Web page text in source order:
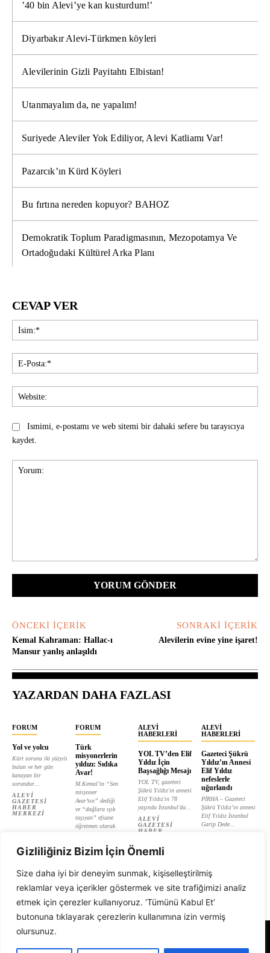
Gizliliğiniz Bizim İçin Önemli
Size daha iyi bir deneyim sunmak, kişiselleştirilmiş
reklamlar veya içerikler göstermek ve site trafiğimizi analiz
etmek için çerezler kullanıyoruz. ‘Tümünü Kabul Et’
butonuna tıklayarak çerezlerin kullanımına izin vermiş
olursunuz.
’40 bin Alevi’ye kan kusturdum!’
Diyarbakır Alevi-Türkmen köyleri
Alevilerinin Gizli Payitahtı Elbistan!
Utanmayalım da, ne yapalım!
Suriyede Aleviler Yok Ediliyor, Alevi Katliamı Var!
Pazarcık’ın Kürd Köyleri
Bu fırtına nereden kopuyor? BAHOZ
Demokratik Toplum Paradigmasının, Mezopotamya Ve
Ortadoğudaki Kültürel Arka Planı
CEVAP VER
Ismimi, e-postamı ve web sitemi bir dahaki sefere bu tarayıcıya
kaydet.
ÖNCEKI İÇERIK
Kemal Kahraman: Hallac-ı
Mansur yanlış anlaşıldı
SONRAKI İÇERIK
Alevilerin evine yine işaret!
YAZARDAN DAHA FAZLASI
FORUM
Yol ve yolcu
Kürt sorunu iki yüzyılı
bulan ve her gün
kanayan bir
sorundur....
ALEVI
GAZETESI
HABER
MERKEZI
FORUM
Türk
misyonerlerin
yıldızı: Sıdıka
Avar!
M.Kemal’in “Sen
misyoner
Avar’sın” dediği
ve “dağlara ışık
taşıyan” efsane
öğretmen olarak
ALEVI
GAZETESI
ALEVI
HABERLERI
YOL TV’den Elif
Yıldız İçin
Başsağlığı Mesajı
YOL TV, gazeteci
Şükrü Yıldız'ın annesi
Elif Yıldız'ın 78
yaşında İstanbul'da...
ALEVI
GAZETESI
HABER
ALEVI
HABERLERI
Gazeteci Şükrü
Yıldız’ın Annesi
Elif Yıldız
nefeslerle
uğurlandı
PİRHA – Gazeteci
Şükrü Yıldız’ın annesi
Elif Yıldız İstanbul
Garip Dede...